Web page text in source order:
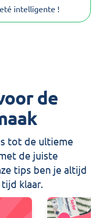
intelligente !
de
tot de ultieme
de juiste
tips ben je altijd
klaar.